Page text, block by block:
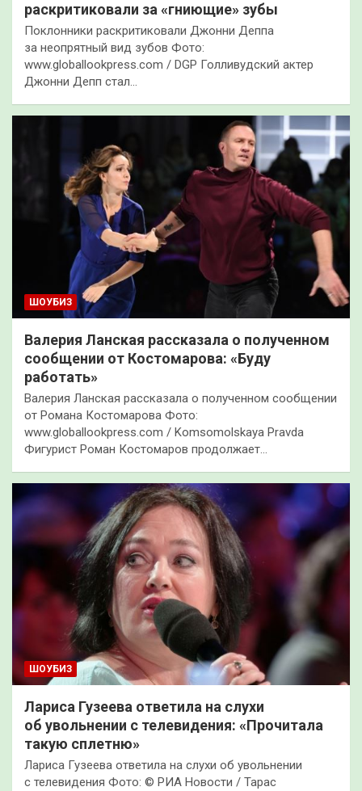
раскритиковали за «гниющие» зубы
Поклонники раскритиковали Джонни Деппа
за неопрятный вид зубов Фото:
www.globallookpress.com / DGP Голливудский актер
Джонни Депп стал…
ШОУБИЗ
Валерия Ланская рассказала о полученном
сообщении от Костомарова: «Буду
работать»
Валерия Ланская рассказала о полученном сообщении
от Романа Костомарова Фото:
www.globallookpress.com / Komsomolskaya Pravda
Фигурист Роман Костомаров продолжает…
ШОУБИЗ
Лариса Гузеева ответила на слухи
об увольнении с телевидения: «Прочитала
такую сплетню»
Лариса Гузеева ответила на слухи об увольнении
с телевидения Фото: © РИА Новости / Тарас